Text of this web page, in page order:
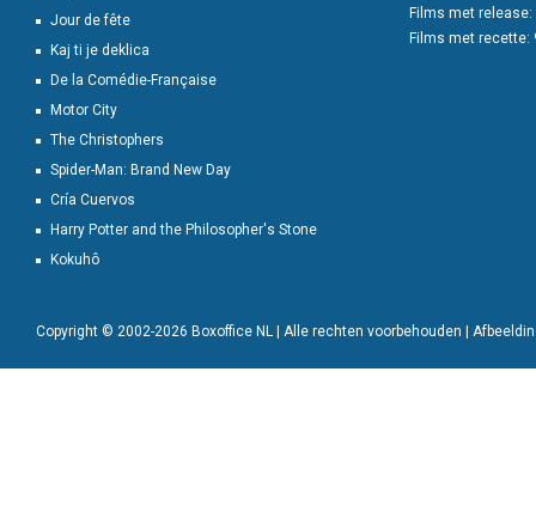
Jour de fête
Kaj ti je deklica
De la Comédie-Française
Motor City
The Christophers
Spider-Man: Brand New Day
Cría Cuervos
Harry Potter and the Philosopher's Stone
Kokuhô
Films met release:
Films met recette:
Copyright © 2002-2026 Boxoffice NL | Alle rechten voorbehouden |